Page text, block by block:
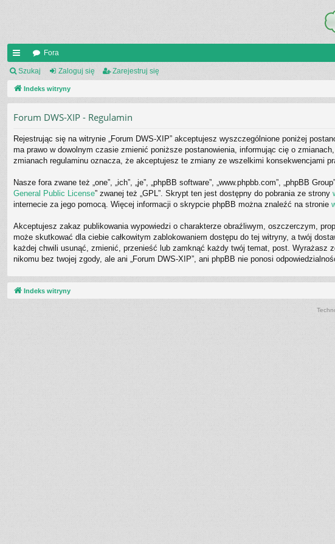
UI
C
IN
K
S
Fora
Szukaj Zaloguj się Zarejestruj się
Indeks witryny
Forum DWS-XIP - Regulamin
Rejestrując się na witrynie „Forum DWS-XIP” akceptujesz wyszczególnione poniżej
ma prawo w dowolnym czasie zmienić poniższe postanowienia, informując cię o
zmianach regulaminu oznacza, że akceptujesz te zmiany ze wszelkimi konsekwencjami
Nasze fora zwane też „one”, „ich”, „je”, „phpBB software”, „www.phpbb.com”, „phpBB
General Public License” zwanej też „GPL”. Skrypt ten jest dostępny do pobrania ze strony
internecie za jego pomocą. Więcej informacji o skrypcie phpBB można znaleźć na stronie
Akceptujesz zakaz publikowania wypowiedzi o charakterze obraźliwym, oszczerczym,
może skutkować dla ciebie całkowitym zablokowaniem dostępu do tej witryny, a twój
każdej chwili usunąć, zmienić, przenieść lub zamknąć każdy twój temat, post. Wyrażasz
nikomu bez twojej zgody, ale ani „Forum DWS-XIP”, ani phpBB nie ponosi
Indeks witryny